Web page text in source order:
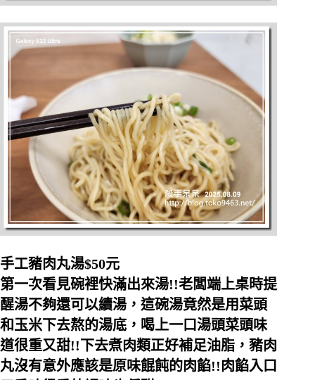
手工豬肉丸湯$50元
第一次看見碗裡快滿出來湯!!老闆端上桌時提
醒湯不夠還可以續湯，這碗湯竟然是用菜頭
和玉米下去熬的湯底，喝上一口湯頭菜頭味
道很重又甜!!下去煮肉類正好補足油脂，豬肉
丸沒有意外應該是原味餛飩的肉餡!!肉餡入口